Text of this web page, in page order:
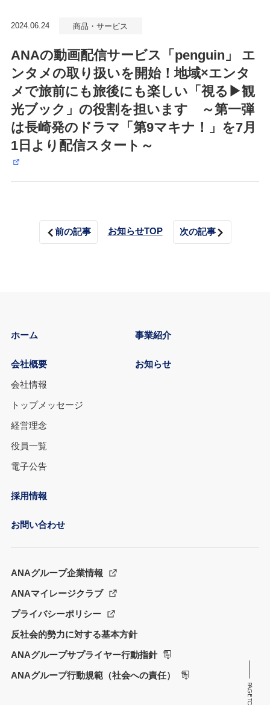
2024.06.24 商品・サービス
ANAの動画配信サービス「penguin」 エ
ンタメの取り扱いを開始！地域×エンタ
メで旅前にも旅後にも楽しい「視る▶観
光ブック」の役割を担います ～第一弾
は長崎発のドラマ「第9マキナ！」を7月
1日より配信スタート～
前の記事 お知らせTOP 次の記事
PAGE TOP
ホーム
会社概要
会社情報
トップメッセージ
経営理念
役員一覧
電子公告
事業紹介
お知らせ
採用情報
お問い合わせ
ANAグループ企業情報
ANAマイレージクラブ
プライバシーポリシー
反社会的勢力に対する基本方針
ANAグループサプライヤー行動指針
ANAグループ行動規範（社会への責任）